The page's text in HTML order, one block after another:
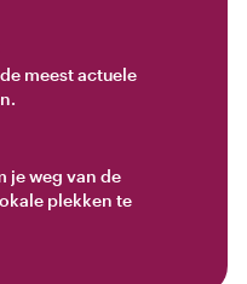
meest actuele
je weg van de
plekken te